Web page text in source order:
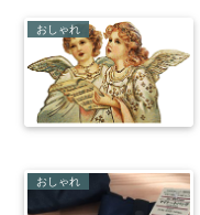
おしゃれ
おしゃれ